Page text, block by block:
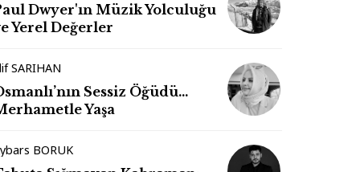
Dwyer'ın Müzik Yolculuğu
Yerel Değerler
SARIHAN
Sessiz Öğüdü…
Yaşa
BORUK